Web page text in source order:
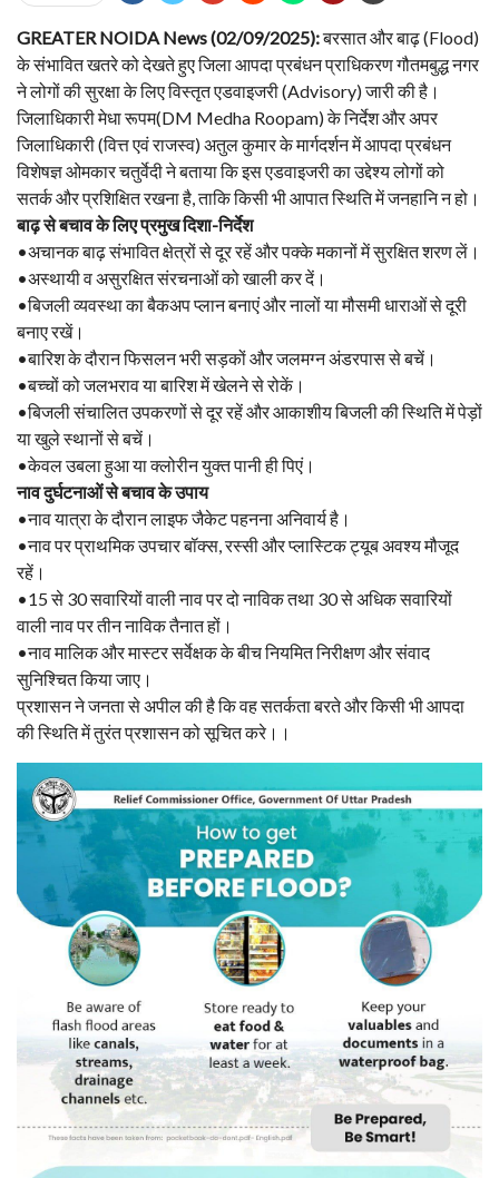
GREATER NOIDA News (02/09/2025):बरसात और बाढ़ (Flood)
के संभावित खतरे को देखते हुए जिला आपदा प्रबंधन प्राधिकरण गौतमबुद्ध नगर
ने लोगों की सुरक्षा के लिए विस्तृत एडवाइजरी (Advisory) जारी की है।
जिलाधिकारी मेधा रूपम(DM Medha Roopam) के निर्देश और अपर
जिलाधिकारी (वित्त एवं राजस्व) अतुल कुमार के मार्गदर्शन में आपदा प्रबंधन
विशेषज्ञ ओमकार चतुर्वेदी ने बताया कि इस एडवाइजरी का उद्देश्य लोगों को
सतर्क और प्रशिक्षित रखना है, ताकि किसी भी आपात स्थिति में जनहानि न हो।
बाढ़ से बचाव के लिए प्रमुख दिशा-निर्देश
•अचानक बाढ़ संभावित क्षेत्रों से दूर रहें और पक्के मकानों में सुरक्षित शरण लें।
•अस्थायी व असुरक्षित संरचनाओं को खाली कर दें।
•बिजली व्यवस्था का बैकअप प्लान बनाएं और नालों या मौसमी धाराओं से दूरी
बनाए रखें।
•बारिश के दौरान फिसलन भरी सड़कों और जलमग्न अंडरपास से बचें।
•बच्चों को जलभराव या बारिश में खेलने से रोकें।
•बिजली संचालित उपकरणों से दूर रहें और आकाशीय बिजली की स्थिति में पेड़ों
या खुले स्थानों से बचें।
•केवल उबला हुआ या क्लोरीन युक्त पानी ही पिएं।
नाव दुर्घटनाओं से बचाव के उपाय
•नाव यात्रा के दौरान लाइफ जैकेट पहनना अनिवार्य है।
•नाव पर प्राथमिक उपचार बॉक्स, रस्सी और प्लास्टिक ट्यूब अवश्य मौजूद
रहें।
•15 से 30 सवारियों वाली नाव पर दो नाविक तथा 30 से अधिक सवारियों
वाली नाव पर तीन नाविक तैनात हों।
•नाव मालिक और मास्टर सर्वेक्षक के बीच नियमित निरीक्षण और संवाद
सुनिश्चित किया जाए।
प्रशासन ने जनता से अपील की है कि वह सतर्कता बरते और किसी भी आपदा
की स्थिति में तुरंत प्रशासन को सूचित करे।।